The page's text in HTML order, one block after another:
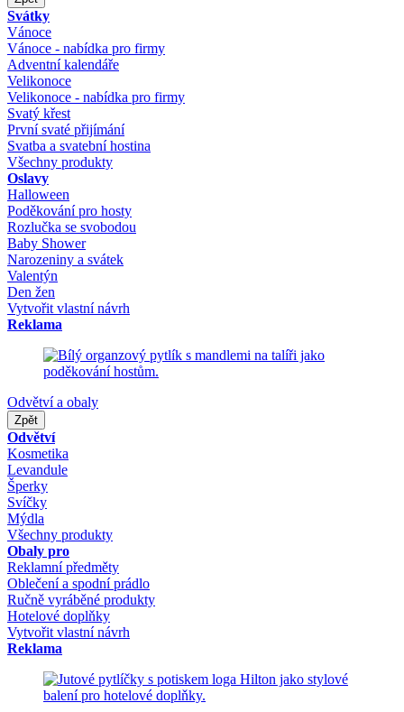
Svátky
Vánoce
Vánoce - nabídka pro firmy
Adventní kalendáře
Velikonoce
Velikonoce - nabídka pro firmy
Svatý křest
První svaté přijímání
Svatba a svatební hostina
Všechny produkty
Oslavy
Halloween
Poděkování pro hosty
Rozlučka se svobodou
Baby Shower
Narozeniny a svátek
Valentýn
Den žen
Vytvořit vlastní návrh
Reklama
Odvětví a obaly
Zpět
Odvětví
Kosmetika
Levandule
Šperky
Svíčky
Mýdla
Všechny produkty
Obaly pro
Reklamní předměty
Oblečení a spodní prádlo
Ručně vyráběné produkty
Hotelové doplňky
Vytvořit vlastní návrh
Reklama